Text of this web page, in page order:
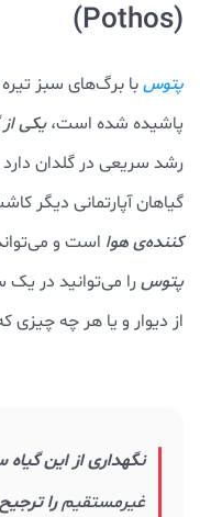
(Pothos)
پتوسبا برگ‌های سبز
پاشیده شده است،یکی
رشد سریعی در گلدان دارد
گیاهان آپارتمانی دیگر
کننده‌ی هوا است و
پتوس را می‌توانید در یک
از دیوار و یا هر چه چیزی
نگهداری از این
غیرمستقیمرا